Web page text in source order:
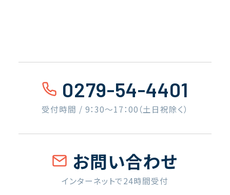
0279-54-4401
受付時間 / 9：30〜17：00（土日祝除く）
お問い合わせ
インターネットで24時間受付